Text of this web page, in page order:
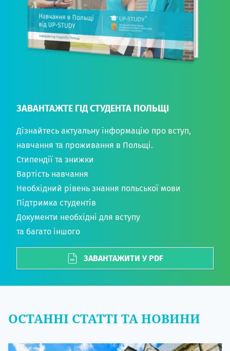
ЗАВАНТАЖТЕ ГІД СТУДЕНТА ПОЛЬЩІ
Дізнайтесь актуальну інформацію про вступ,
навчання та проживання в Польщі.
Стипендії та знижки
Вартість навчання
Необхідний рівень знання польської мови
Підтримка студентів
Документи необхідні для вступу
та багато іншого
ЗАВАНТАЖИТИ У PDF
ОСТАННІ СТАТТІ ТА НОВИНИ